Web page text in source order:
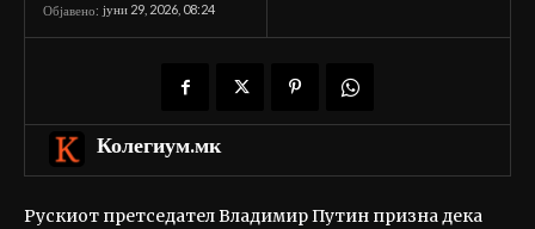
Објавено: јуни 29, 2026, 08:24
Колегиум.мк
Рускиот претседател Владимир Путин призна дека